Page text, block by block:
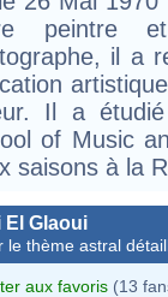
peintre
il a
Il a
of Music
saisons à la
El Glaoui
le thème astral
aux favoris (13